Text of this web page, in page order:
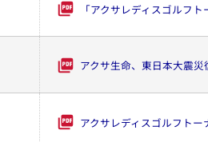
「アクサレディスゴルフ
アクサ生命、東日本大震
アクサレディスゴルフト